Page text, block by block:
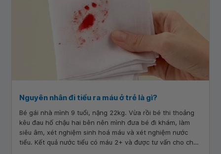
Nguyên nhân đi tiểu ra máu ở trẻ là gì?
Bé gái nhà mình 9 tuổi, nặng 22kg. Vừa rồi bé thi thoảng
kêu đau hố chậu hai bên nên mình đưa bé đi khám, làm
siêu âm, xét nghiệm sinh hoá máu và xét nghiệm nước
tiểu. Kết quả nước tiểu có máu 2+ và được tư vấn cho cháu